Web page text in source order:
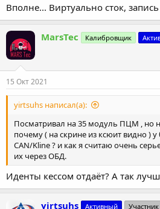
Вполне... Виртуально сток,
MarsTec Калибровщик
15 Окт 2021
yirtsuhs написал(а):
Посматривал на 35 модуль ПЦМ , но
почему ( на скрине из ксюит видно ) у
CAN/Kline ? и как я считаю очень
их через ОБД.
Иденты кессом отдаёт? А так
yirtsuhs Активный Участник